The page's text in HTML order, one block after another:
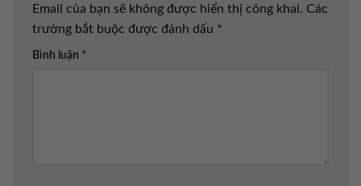
Email của bạn sẽ không được hiển thị công khai. Các
trường bắt buộc được đánh dấu *
Bình luận *